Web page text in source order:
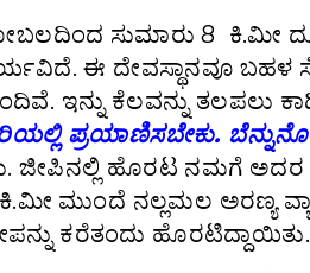
ಸುಮಾರು 8 ಕಿ.ಮೀ
ಈ ದೇವಸ್ಥಾನವೂ ಬಹಳ
ಇನ್ನು ಕೆಲವನ್ನು ತಲಪಲು
ಪ್ರಯಾಣಿಸಬೇಕು.
ಜೀಪಿನಲ್ಲಿ ಹೊರಟ ನಮಗೆ ಅದರ
ಮುಂದೆ ನಲ್ಲಮಲ ಅರಣ್ಯ
ಕರೆತಂದು ಹೊರಟಿದ್ದಾಯಿತು.